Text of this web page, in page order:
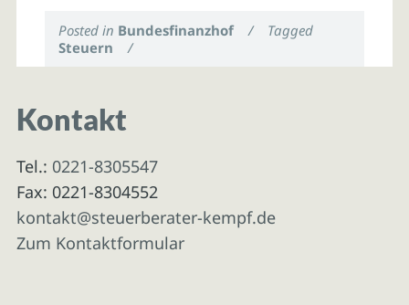
Posted in Bundesfinanzhof /
Tagged
Steuern
/
Kontakt
Tel.: 0221-8305547
Fax: 0221-8304552
kontakt@steuerberater-kempf.de
Zum Kontaktformular